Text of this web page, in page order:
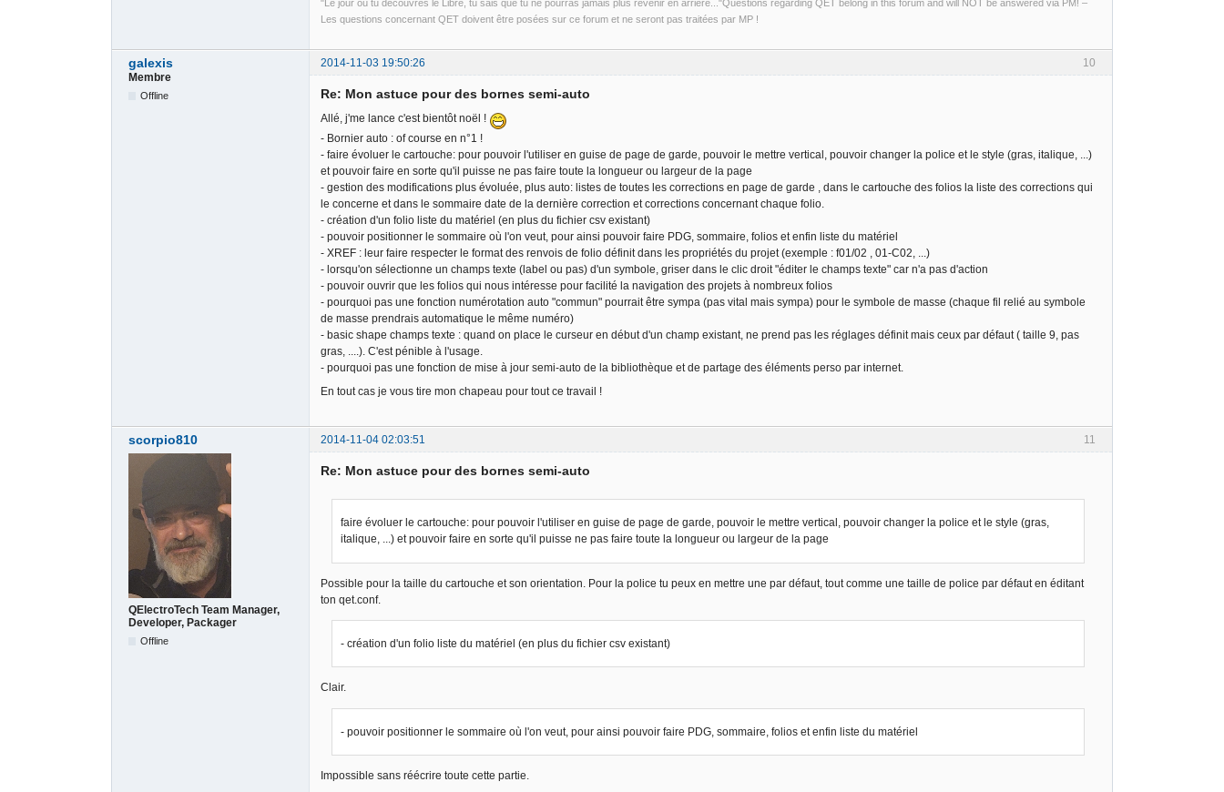
"Le jour où tu découvres le Libre, tu sais que tu ne pourras jamais plus revenir en arrière..."Questions regarding QET belong in this forum and will NOT be answered via PM! –
Les questions concernant QET doivent être posées sur ce forum et ne seront pas traitées par MP !
10
galexis
2014-11-03 19:50:26
Membre
Offline Re: Mon astuce pour des bornes semi-auto
Allé, j'me lance c'est bientôt noël !
- Bornier auto : of course en n°1 !
- faire évoluer le cartouche: pour pouvoir l'utiliser en guise de page de garde, pouvoir le mettre vertical, pouvoir changer la police et le style (gras, italique, ...)
et pouvoir faire en sorte qu'il puisse ne pas faire toute la longueur ou largeur de la page
- gestion des modifications plus évoluée, plus auto: listes de toutes les corrections en page de garde , dans le cartouche des folios la liste des corrections qui
le concerne et dans le sommaire date de la dernière correction et corrections concernant chaque folio.
- création d'un folio liste du matériel (en plus du fichier csv existant)
- pouvoir positionner le sommaire où l'on veut, pour ainsi pouvoir faire PDG, sommaire, folios et enfin liste du matériel
- XREF : leur faire respecter le format des renvois de folio définit dans les propriétés du projet (exemple : f01/02 , 01-C02, ...)
- lorsqu'on sélectionne un champs texte (label ou pas) d'un symbole, griser dans le clic droit "éditer le champs texte" car n'a pas d'action
- pouvoir ouvrir que les folios qui nous intéresse pour facilité la navigation des projets à nombreux folios
- pourquoi pas une fonction numérotation auto "commun" pourrait être sympa (pas vital mais sympa) pour le symbole de masse (chaque fil relié au symbole
de masse prendrais automatique le même numéro)
- basic shape champs texte : quand on place le curseur en début d'un champ existant, ne prend pas les réglages définit mais ceux par défaut ( taille 9, pas
gras, ....). C'est pénible à l'usage.
- pourquoi pas une fonction de mise à jour semi-auto de la bibliothèque et de partage des éléments perso par internet.
En tout cas je vous tire mon chapeau pour tout ce travail !
11
scorpio810 2014-11-04 02:03:51
QElectroTech Team Manager,
Developer, Packager
Offline
Re: Mon astuce pour des bornes semi-auto
faire évoluer le cartouche: pour pouvoir l'utiliser en guise de page de garde, pouvoir le mettre vertical, pouvoir changer la police et le style (gras,
italique, ...) et pouvoir faire en sorte qu'il puisse ne pas faire toute la longueur ou largeur de la page
Possible pour la taille du cartouche et son orientation. Pour la police tu peux en mettre une par défaut, tout comme une taille de police par défaut en éditant
ton qet.conf.
- création d'un folio liste du matériel (en plus du fichier csv existant)
Clair.
- pouvoir positionner le sommaire où l'on veut, pour ainsi pouvoir faire PDG, sommaire, folios et enfin liste du matériel
Impossible sans réécrire toute cette partie.